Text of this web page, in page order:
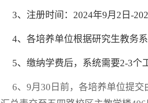
3、注册时间： 2024年9月 2 日-
4、各培养单位根据研究生教务
5、缴纳学费后， 系统需要2-3个
6、 9月 30 日前，各培养单位提